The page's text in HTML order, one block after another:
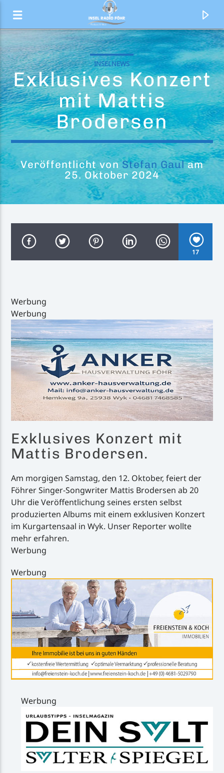
Aktueller Titel
Back into the Sun
Handystream
INSELNEWS
Exklusives Konzert
mit Mattis
Brodersen
Veröffentlicht vonStefan Gaulam
25. Oktober 2024
17
Werbung
Werbung
Exklusives Konzert mit
Mattis Brodersen.
Am morgigen Samstag, den 12. Oktober, feiert der
Föhrer Singer-Songwriter Mattis Brodersen ab 20
Uhr die Veröffentlichung seines ersten selbst
produzierten Albums mit einem exklusiven Konzert
im Kurgartensaal in Wyk. Unser Reporter wollte
mehr erfahren.
Werbung
Werbung
Werbung